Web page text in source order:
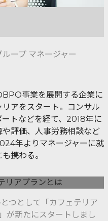
ープ マネージャー
事業を展開する企業に
アをスタート。コンサル
トなどを経て、2018年に
評価、人事労務相談など
年よりマネージャーに就
携わる。
リアプランとは
つとして「カフェテリア
が新たにスタートしまし